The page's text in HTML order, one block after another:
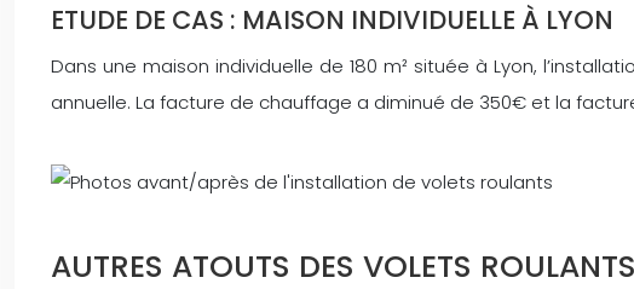
ETUDE DE CAS : MAISON INDIVIDUELLE À LYON
Dans une maison individuelle de 180 m² située à Lyon,
annuelle. La facture de chauffage a diminué de 350€ et la
AUTRES ATOUTS DES VOLETS